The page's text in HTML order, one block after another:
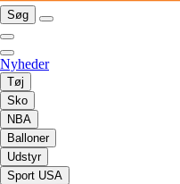
Søg
Nyheder
Tøj
Sko
NBA
Balloner
Udstyr
Sport USA